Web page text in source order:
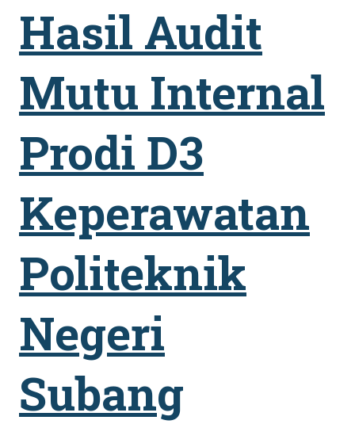
Hasil Audit
Mutu Internal
Prodi D3
Keperawatan
Politeknik
Negeri
Subang